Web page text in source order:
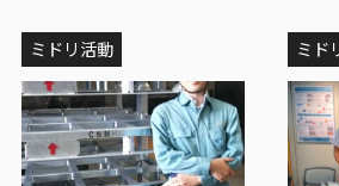
ミドリ活動 ミド